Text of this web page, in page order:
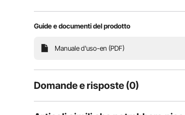
Guide e documenti del prodotto
Manuale d'uso-en (PDF)
Domande e risposte (0)